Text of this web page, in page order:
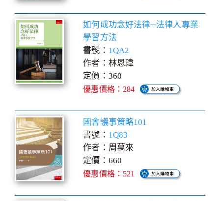
如何成功念好法律─法律人專業
學習方法
書號： 1QA2
作者：林恩瑋
定價：360
優惠價格：284
國會議事策略101
書號： 1Q83
作者：周萬來
定價：660
優惠價格：521